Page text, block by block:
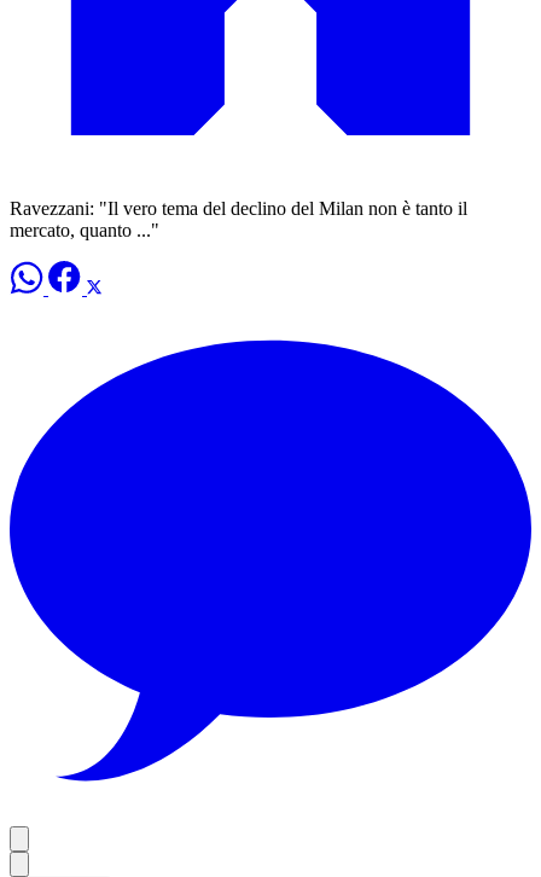
Ravezzani: "Il vero tema del declino del Milan non è tanto il
mercato, quanto ..."